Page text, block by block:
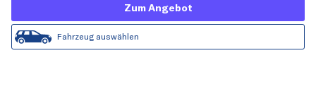
Zum Angebot
Fahrzeug auswählen